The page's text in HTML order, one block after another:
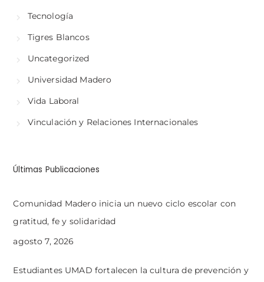
Tecnología
Tigres Blancos
Uncategorized
Universidad Madero
Vida Laboral
Vinculación y Relaciones Internacionales
Últimas Publicaciones
Comunidad Madero inicia un nuevo ciclo escolar con
gratitud, fe y solidaridad
agosto 7, 2026
Estudiantes UMAD fortalecen la cultura de prevención y